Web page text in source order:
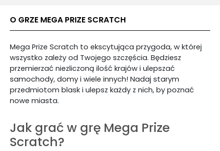
O GRZE MEGA PRIZE SCRATCH
Mega Prize Scratch to ekscytująca przygoda, w której
wszystko zależy od Twojego szczęścia. Będziesz
przemierzać niezliczoną ilość krajów i ulepszać
samochody, domy i wiele innych! Nadaj starym
przedmiotom blask i ulepsz każdy z nich, by poznać
nowe miasta.
Jak grać w grę Mega Prize
Scratch?